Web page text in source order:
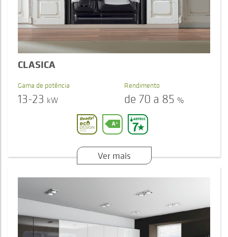
CLASICA
Gama de potência
13-23 kW
Rendimento
de 70 a 85 %
Ver mais